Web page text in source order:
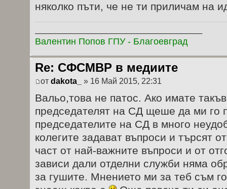
няколко пъти, че не ти приличам на
Валентин Попов ГПУ - Благоевград
Re: СФСМВР в медиите
от dakota_ » 16 Май 2015, 22:31
Вальо,това не патос. Ако имате
председателят на СД щеше да ми го
председателите на СД в много
колегите задават въпроси и търсят
част от най-важните въпроси и от
зависи дали отделни служби няма
за гушите. Мнението ми за теб съм